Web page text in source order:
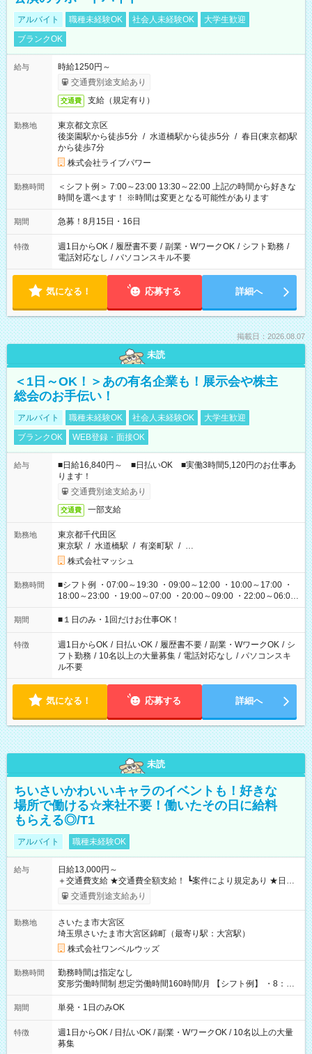
アルバイト 職種未経験OK 社会人未経験OK
大学生歓迎
ブランクOK
給与
時給1250円～
交通費別途支給あり
交通費 支給（規定有り）
勤務地
東京都文京区
後楽園駅から徒歩5分 / 水道橋駅から徒歩5分 / 春日(東京都)駅
から徒歩7分
株式会社ライブパワー
勤務時間
＜シフト例＞ 7:00～23:00 13:30～22:00 上記の時間から好きな
時間を選べます！ ※時間は変更となる可能性があります
期間 急募！8月15日・16日
特徴 週1日からOK / 履歴書不要 / 副業・WワークOK / シフト勤務 /
電話対応なし / パソコンスキル不要
気になる！ 応募する 詳細へ
掲載日：2026.08.07
未読
＜1日～OK！＞あの有名企業も！展示会や株主
総会のお手伝い！
アルバイト 職種未経験OK 社会人未経験OK
大学生歓迎
ブランクOK
WEB登録・面接OK
給与
■日給16,840円～ ■日払いOK ■実働3時間5,120円のお仕事あ
ります！
交通費別途支給あり
交通費 一部支給
勤務地
東京都千代田区
東京駅 / 水道橋駅 / 有楽町駅 / …
株式会社マッシュ
勤務時間
■シフト例 ・07:00～19:30 ・09:00～12:00 ・10:00～17:00 ・
18:00～23:00 ・19:00～07:00 ・20:00～09:00 ・22:00～06:00
etc ★最短で3時間で5,120円のお仕事から 15時間で2万円近く稼
げるお仕事も！ ご希望のお時間に合わせてご紹介！ ※シフトは
ください！
期間 ■１日のみ・1回だけお仕事OK！
特徴 週1日からOK / 日払いOK / 履歴書不要 / 副業・WワークOK / シ
フト勤務 / 10名以上の大量募集 / 電話対応なし / パソコンスキ
ル不要
気になる！ 応募する 詳細へ
未読
ちいさいかわいいキャラのイベントも！好きな
場所で働ける☆来社不要！働いたその日に給料
もらえる◎/T1
アルバイト 職種未経験OK
給与
日給13,000円～
＋交通費支給 ★交通費全額支給！ ┗案件により規定あり ★日払
いOK！（規定あり） ┗働いたその日に現金GET♪ お仕事後はコ
ンビニATMから 日払い分を引き落とせます！ 【試用期間】試
交通費別途支給あり
勤務地
さいたま市大宮区
埼玉県さいたま市大宮区錦町（最寄り駅：大宮駅）
株式会社ワンベルウッズ
勤務時間
勤務時間は指定なし
変形労働時間制 想定労働時間160時間/月 【シフト例】 ・8：00
～21：00
期間 単発・1日のみOK
特徴
週1日からOK / 日払いOK / 副業・WワークOK / 10名以上の大量
募集